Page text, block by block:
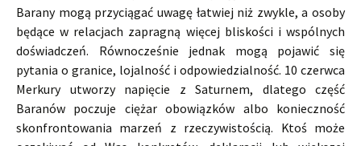
Barany mogą przyciągać uwagę łatwiej niż zwykle, a osoby
będące w relacjach zapragną więcej bliskości i wspólnych
doświadczeń. Równocześnie jednak mogą pojawić się
pytania o granice, lojalność i odpowiedzialność. 10 czerwca
Merkury utworzy napięcie z Saturnem, dlatego część
Baranów poczuje ciężar obowiązków albo konieczność
skonfrontowania marzeń z rzeczywistością. Ktoś może